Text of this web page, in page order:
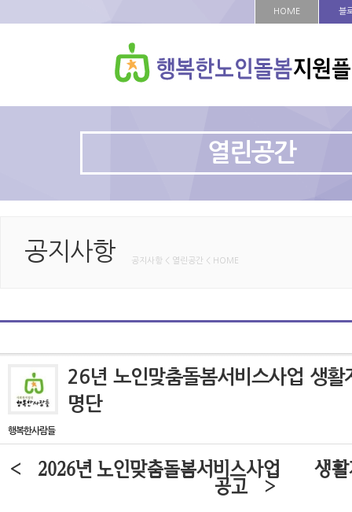
HOME 블
열린공간
공지사항 공지사항 < 열린공간 < HOME
26년 노인맞춤돌봄서비스사업 생활
명단
행복한사람들
< 2026년 노인맞춤돌봄서비스사업 생
공고 >